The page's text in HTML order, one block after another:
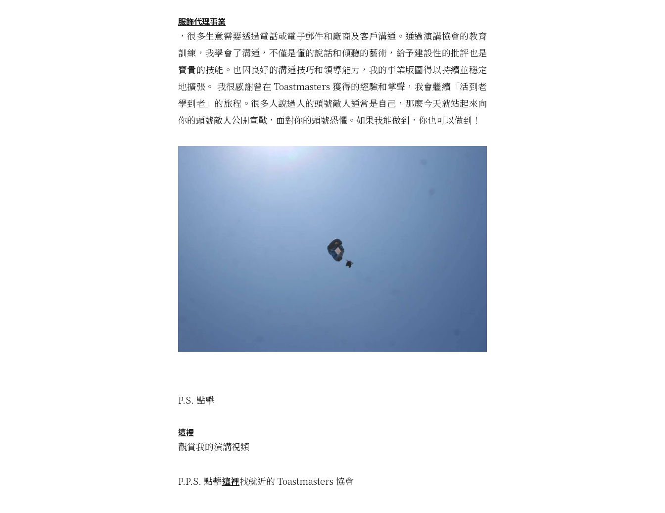
服飾代理事業
，很多生意需要透過電話或電子郵件和廠商及客戶溝通。通過演講協會的教育
訓練，我學會了溝通，不僅是懂的說話和傾聽的藝術，給予建設性的批評也是
寶貴的技能。也因良好的溝通技巧和領導能力，我的事業版圖得以持續並穩定
地擴張。 我很感謝曾在 Toastmasters 獲得的經驗和掌聲，我會繼續「活到老
學到老」的旅程。很多人說過人的頭號敵人通常是自己，那麼今天就站起來向
你的頭號敵人公開宣戰，面對你的頭號恐懼。如果我能做到，你也可以做到！
P.S. 點擊
這裡
觀賞我的演講視頻
P.P.S. 點擊這裡找就近的 Toastmasters 協會